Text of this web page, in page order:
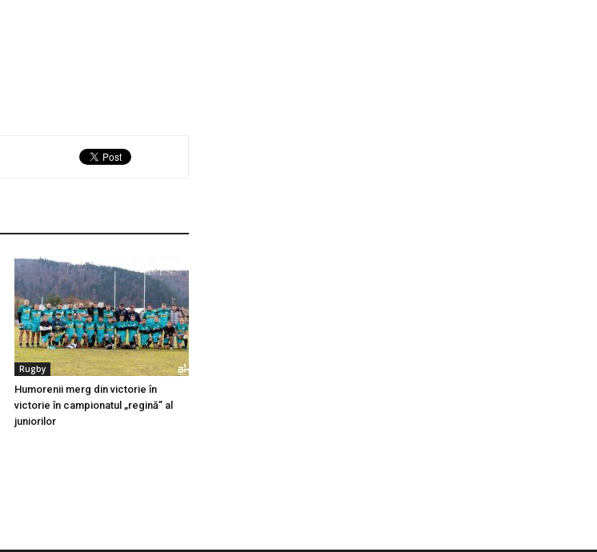
Rugby
Humorenii merg din victorie în
victorie în campionatul „regină” al
juniorilor